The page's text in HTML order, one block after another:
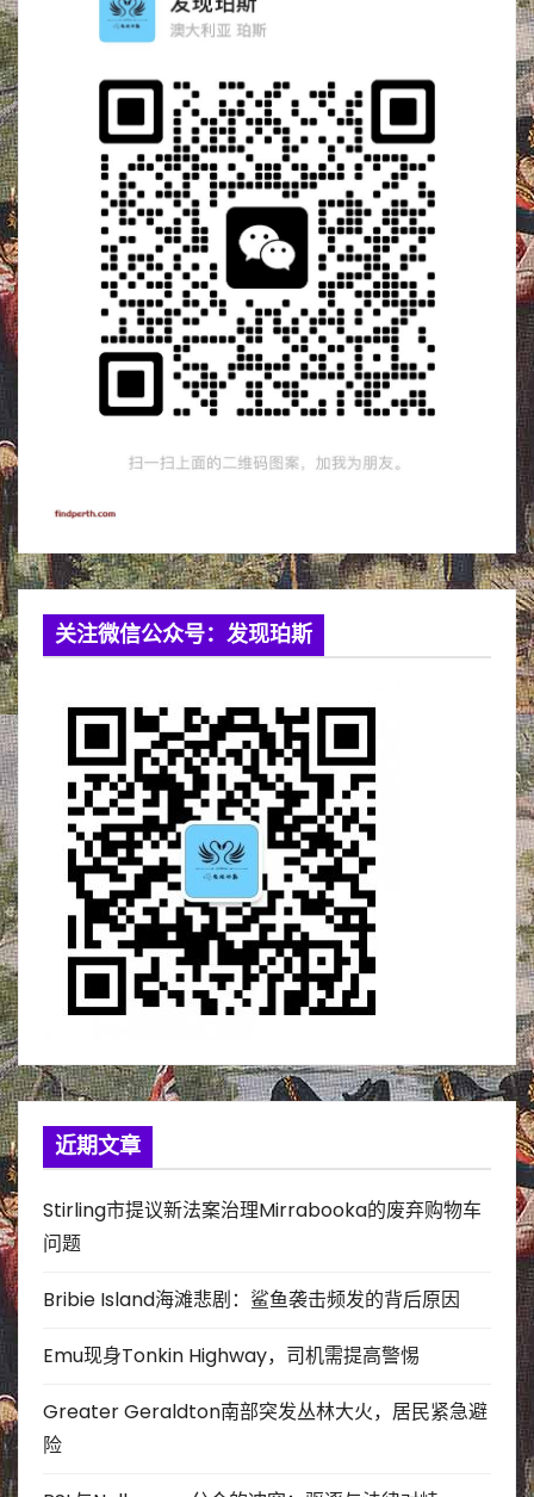
关注微信公众号：发现珀斯
近期文章
Stirling市提议新法案治理Mirrabooka的废弃购物车
问题
Bribie Island海滩悲剧：鲨鱼袭击频发的背后原因
Emu现身Tonkin Highway，司机需提高警惕
Greater Geraldton南部突发丛林大火，居民紧急避
险